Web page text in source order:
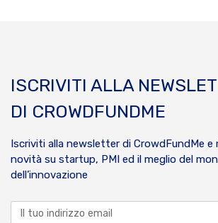
ISCRIVITI ALLA
DI CROWDFUNDME
Iscriviti alla newsletter di CrowdFundMe e
novità su startup, PMI ed il meglio del
dell’innovazione